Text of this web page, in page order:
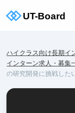
ハイクラス向け長期イ
インターン求人・募集
の研究開発に挑戦した